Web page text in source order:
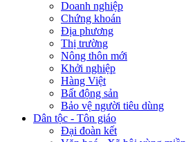
Doanh nghiệp
Chứng khoán
Địa phương
Thị trường
Nông thôn mới
Khởi nghiệp
Hàng Việt
Bất động sản
Bảo vệ người tiêu dùng
Dân tộc - Tôn giáo
Đại đoàn kết